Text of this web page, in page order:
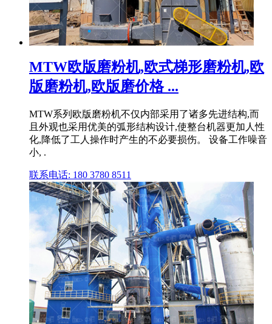
MTW欧版磨粉机,欧式梯形磨粉机,欧
版磨粉机,欧版磨价格 ...
MTW系列欧版磨粉机不仅内部采用了诸多先进结构,而
且外观也采用优美的弧形结构设计,使整台机器更加人性
化,降低了工人操作时产生的不必要损伤。 设备工作噪音
小, .
联系电话: 180 3780 8511